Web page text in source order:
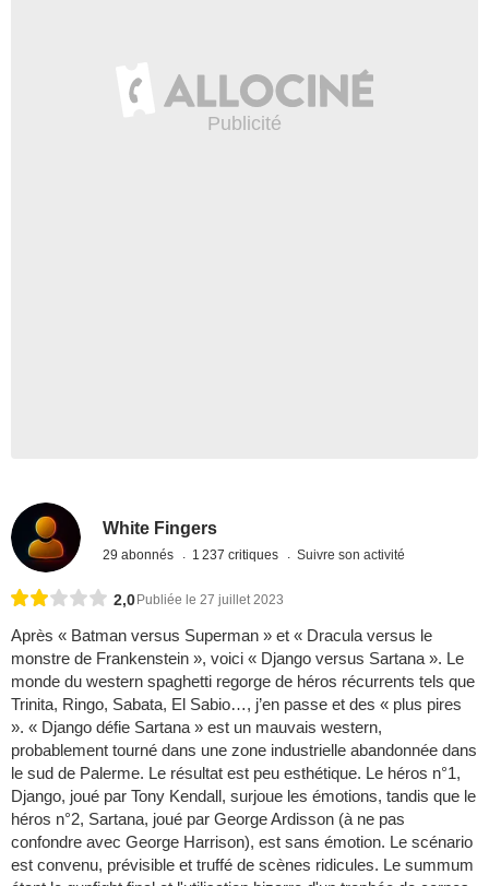
White Fingers
29 abonnés 1 237 critiques Suivre son activité
2,0 Publiée le 27 juillet 2023
Après « Batman versus Superman » et « Dracula versus le
monstre de Frankenstein », voici « Django versus Sartana ». Le
monde du western spaghetti regorge de héros récurrents tels que
Trinita, Ringo, Sabata, El Sabio…, j’en passe et des « plus pires
». « Django défie Sartana » est un mauvais western,
probablement tourné dans une zone industrielle abandonnée dans
le sud de Palerme. Le résultat est peu esthétique. Le héros n°1,
Django, joué par Tony Kendall, surjoue les émotions, tandis que le
héros n°2, Sartana, joué par George Ardisson (à ne pas
confondre avec George Harrison), est sans émotion. Le scénario
est convenu, prévisible et truffé de scènes ridicules. Le summum